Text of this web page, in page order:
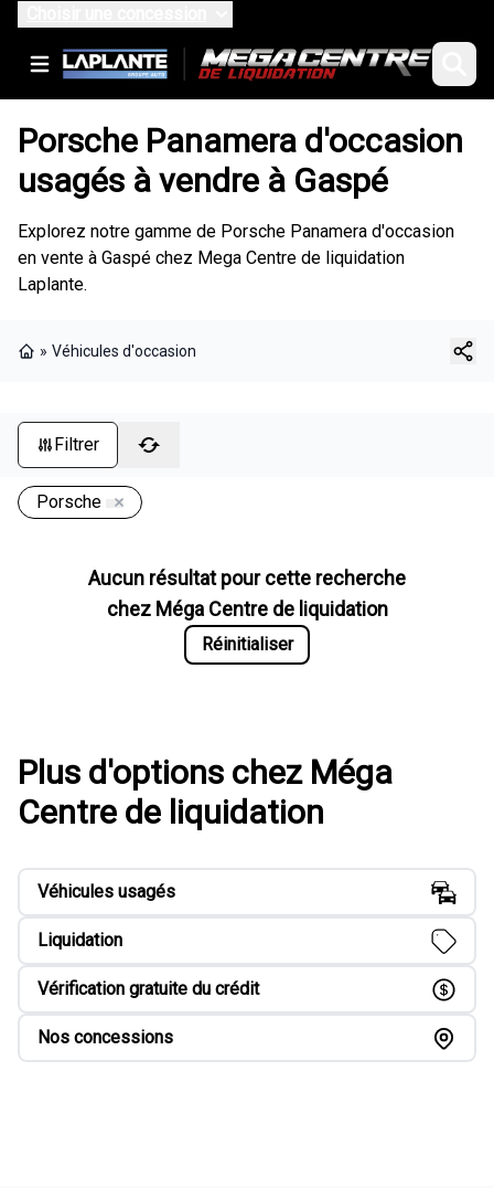
Porsche Panamera d'occasion
usagés à vendre à Gaspé
Explorez notre gamme de Porsche Panamera d'occasion
en vente à Gaspé chez Mega Centre de liquidation
Laplante.
» Véhicules d'occasion
Filtrer
Porsche
Aucun résultat pour cette recherche
chez Méga Centre de liquidation
Réinitialiser
Plus d'options chez Méga
Centre de liquidation
Véhicules usagés
Liquidation
Vérification gratuite du crédit
Nos concessions